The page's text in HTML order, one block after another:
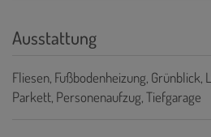
Ausstattung
Fliesen Fußbodenheizung Grünblick
Parkett Personenaufzug Tiefgarage